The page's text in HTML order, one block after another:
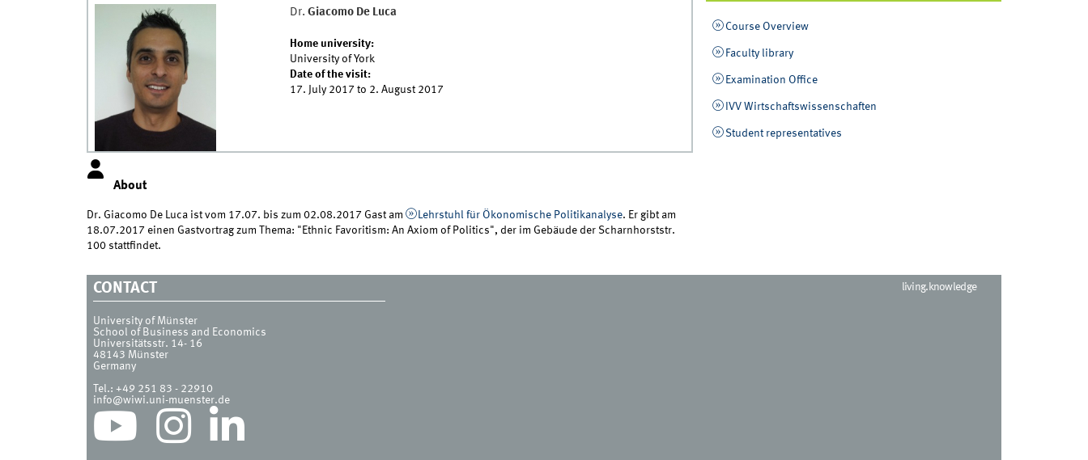
Dr. Giacomo De Luca
Home university:
University of York
Date of the visit:
17. July 2017 to 2. August 2017
About
Dr. Giacomo De Luca ist vom 17.07. bis zum 02.08.2017 Gast am Lehrstuhl für Ökonomische Politikanalyse. Er gibt am
18.07.2017 einen Gastvortrag zum Thema: "Ethnic Favoritism: An Axiom of Politics", der im Gebäude der Scharnhorststr.
100 stattfindet.
Course Overview
Faculty library
Examination Office
IVV Wirtschaftswissenschaften
Student representatives
CONTACT
University of Münster
School of Business and Economics
Universitätsstr. 14- 16
48143 Münster
Germany
Tel.: +49 251 83 - 22910
info@wiwi.uni-muenster.de
living.knowledge